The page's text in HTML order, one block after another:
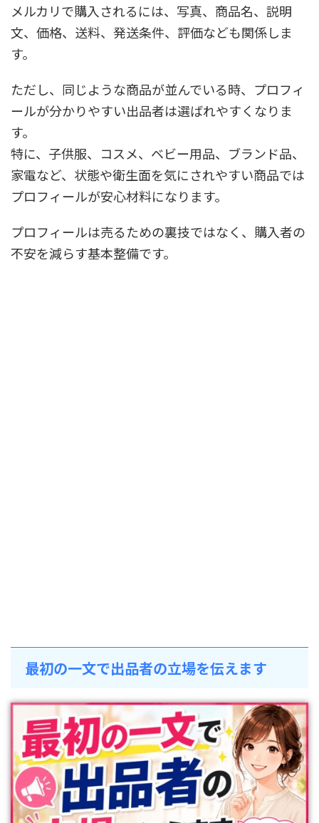
メルカリで購入されるには、写真、商品名、説明
文、価格、送料、発送条件、評価なども関係しま
す。
ただし、同じような商品が並んでいる時、プロフィ
ールが分かりやすい出品者は選ばれやすくなりま
す。
特に、子供服、コスメ、ベビー用品、ブランド品、
家電など、状態や衛生面を気にされやすい商品では
プロフィールが安心材料になります。
プロフィールは売るための裏技ではなく、購入者の
不安を減らす基本整備です。
最初の一文で出品者の立場を伝えます